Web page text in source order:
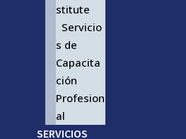
stitute
Servicio
s de
Capacita
ción
Profesion
al
SERVICIOS